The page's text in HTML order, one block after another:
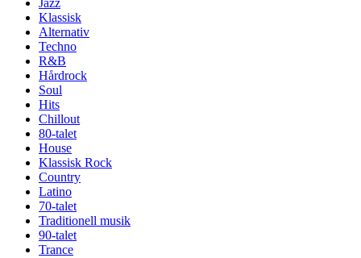
Jazz
Klassisk
Alternativ
Techno
R&B
Hårdrock
Soul
Hits
Chillout
80-talet
House
Klassisk Rock
Country
Latino
70-talet
Traditionell musik
90-talet
Trance